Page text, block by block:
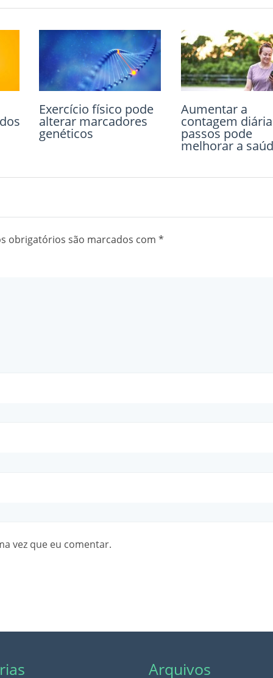
Exercício físico pode
alterar marcadores
genéticos
Aumentar a
contagem
passos pode
melhorar a
Escolher a roupa
correta é importante
para sucesso do
exercício físico
3 de setembro de 2013
Quer praticar
esporte
Conheça o
8 de maio de 2013
Comment
obrigatórios são marcados com *
vez que eu comentar.
Arquivos